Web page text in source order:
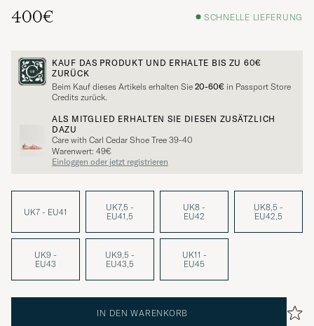
400€
SCHNELLE LIEFERUNG
KAUF DAS PRODUKT UND ERHALTE BIS ZU 60€
ZURÜCK
Beim Kauf dieses Artikels erhalten Sie 20-60€ in Passport Store
Credits zurück.
ALS MITGLIED ERHALTEN SIE DIESEN ZUSÄTZLICH
DAZU
Care with Carl Cedar Shoe Tree 39-40
Warenwert: 49€
Einloggen oder jetzt registrieren
UK7 - EU41
UK7,5 -
EU41,5
UK8 -
EU42
UK8,5 -
EU42,5
UK9 -
EU43
UK9,5 -
EU43,5
UK11 -
EU45
IN DEN WARENKORB